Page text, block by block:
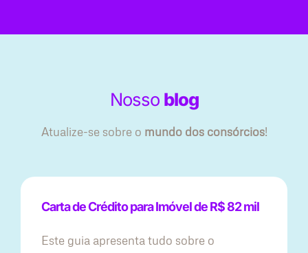
Nosso blog
Atualize-se sobre o mundo dos consórcios!
Carta de Crédito para Imóvel de R$ 82 mil
Este guia apresenta tudo sobre o